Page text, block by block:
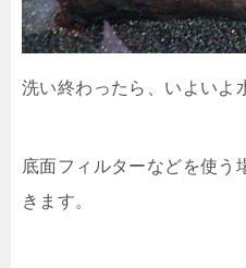
洗い終わったら、いよいよ
底面フィルターなどを使う
きます。